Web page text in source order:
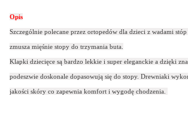
Opis
Szczególnie polecane przez ortopedów dla dzieci z wadami
zmusza mięśnie stopy do trzymania buta.
Klapki dziecięce są bardzo lekkie i super eleganckie a dzięki
podeszwie doskonale dopasowują się do stopy. Drewniaki
jakości skóry co zapewnia komfort i wygodę chodzenia.